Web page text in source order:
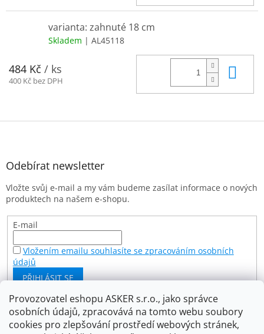
Provozovatel eshopu ASKER s.r.o., jako správce
osobních údajů, zpracovává na tomto webu soubory
cookies pro zlepšování prostředí webových stránek,
varianta: zahnuté 18 cm
Skladem | AL45118
484 Kč / ks
400 Kč bez DPH
Z
Odebírat newsletter
Vložte svůj e-mail a my vám budeme zasílat informace o nových
produktech na našem e-shopu.
E-mail
Vložením emailu souhlasíte se zpracováním osobních
údajů
PŘIHLÁSIT SE
Facebook